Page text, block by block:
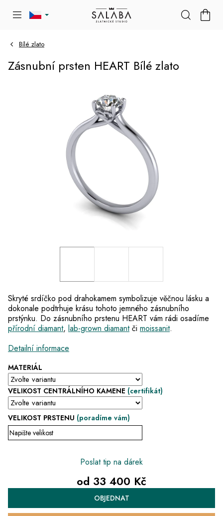
Bílé zlato
Zásnubní prsten HEART Bílé zlato
MATERIÁL
VELIKOST CENTRÁLNÍHO KAMENE (certifikát)
VELIKOST PRSTENU (poradíme vám)
Skryté srdíčko pod drahokamem symbolizuje věčnou lásku a
dokonale podtrhuje krásu tohoto jemného zásnubního
prstýnku. Do zásnubního prstenu HEART vám rádi osadíme
přírodní diamant, lab-grown diamantči moissanit.
Detailní informace
Poslat tip na dárek
od 33 400 Kč
Měrná
cena:
OBJEDNAT